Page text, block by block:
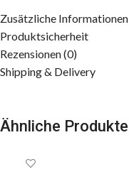
Zusätzliche Informationen
Produktsicherheit
Rezensionen (0)
Shipping & Delivery
Ähnliche Produkte